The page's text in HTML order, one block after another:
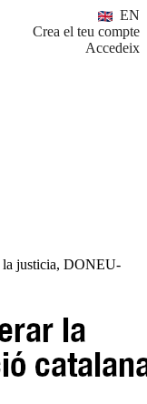
EN
Crea el teu compte
Accedeix
la justicia, DONEU-